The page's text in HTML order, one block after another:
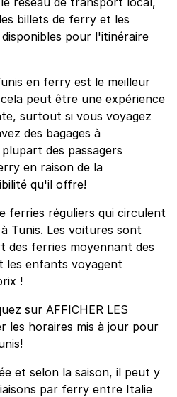
billets de ferry et les
pour l'itinéraire
en ferry est le meilleur
peut être une expérience
surtout si vous voyagez
des bagages à
des passagers
en raison de la
qu'il offre!
ferries réguliers qui circulent
Tunis. Les voitures sont
des ferries moyennant des
les enfants voyagent
!
sur AFFICHER LES
les horaires mis à jour pour
et selon la saison, il peut y
par ferry entre Italie